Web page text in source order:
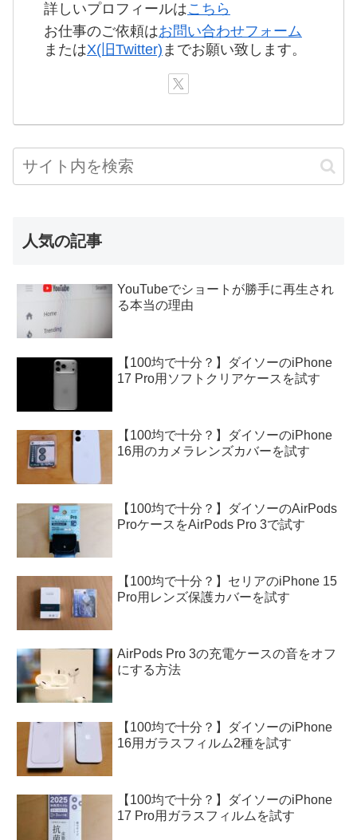
詳しいプロフィールはこちら
お仕事のご依頼はお問い合わせフォーム
またはX(旧Twitter) までお願い致します。
人気の記事
YouTubeでショートが勝手に再生され
る本当の理由
【100均で十分？】ダイソーのiPhone
17 Pro用ソフトクリアケースを試す
【100均で十分？】ダイソーのiPhone
16用のカメラレンズカバーを試す
【100均で十分？】ダイソーのAirPods
ProケースをAirPods Pro 3で試す
【100均で十分？】セリアのiPhone 15
Pro用レンズ保護カバーを試す
AirPods Pro 3の充電ケースの音をオフ
にする方法
【100均で十分？】ダイソーのiPhone
16用ガラスフィルム2種を試す
【100均で十分？】ダイソーのiPhone
17 Pro用ガラスフィルムを試す